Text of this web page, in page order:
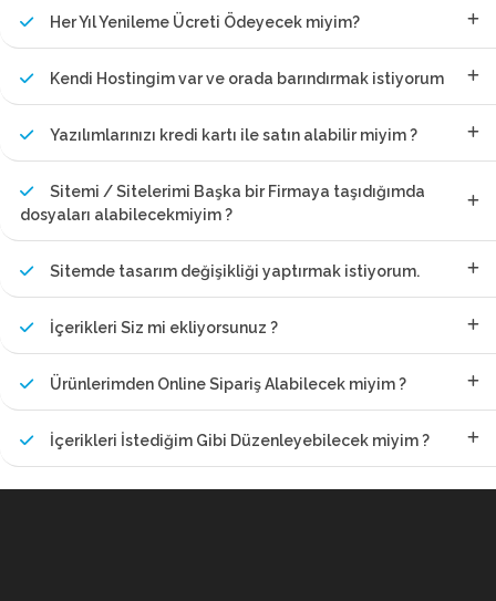
Her Yıl Yenileme Ücreti Ödeyecek miyim?
Kendi Hostingim var ve orada barındırmak istiyorum
Yazılımlarınızı kredi kartı ile satın alabilir miyim ?
Sitemi / Sitelerimi Başka bir Firmaya taşıdığımda
dosyaları alabilecekmiyim ?
Sitemde tasarım değişikliği yaptırmak istiyorum.
İçerikleri Siz mi ekliyorsunuz ?
Ürünlerimden Online Sipariş Alabilecek miyim ?
İçerikleri İstediğim Gibi Düzenleyebilecek miyim ?